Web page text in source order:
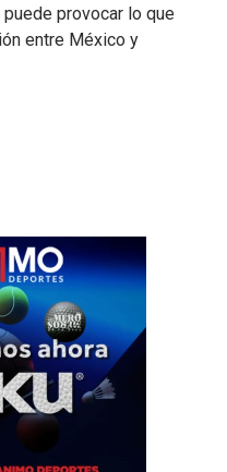
provocar lo que
entre México y